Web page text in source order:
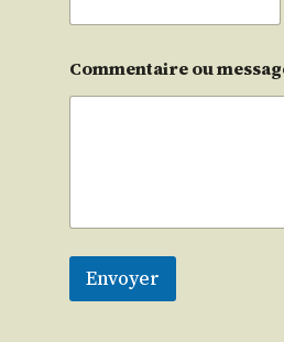
Commentaire ou
Envoyer